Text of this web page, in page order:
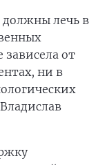
должны лечь в
зависела от
ни в